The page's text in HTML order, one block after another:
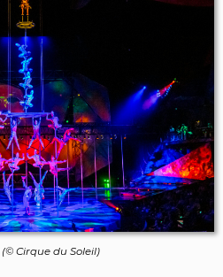
(© Cirque du Soleil)